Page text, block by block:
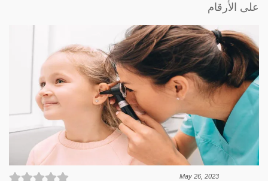
على الأرقام
May 26, 2023